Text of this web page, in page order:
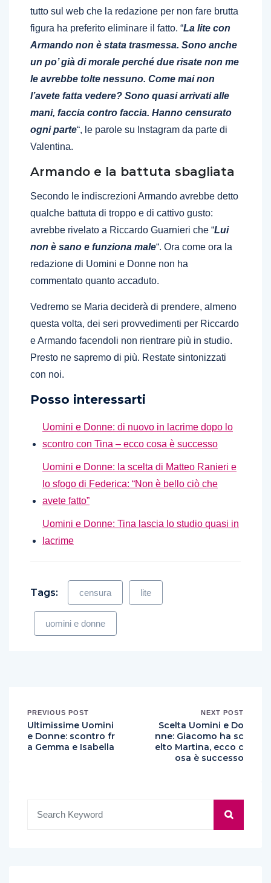
tutto sul web che la redazione per non fare brutta
figura ha preferito eliminare il fatto. “La lite con
Armando non è stata trasmessa. Sono anche
un po’ già di morale perché due risate non me
le avrebbe tolte nessuno. Come mai non
l’avete fatta vedere? Sono quasi arrivati alle
mani, faccia contro faccia. Hanno censurato
ogni parte“, le parole su Instagram da parte di
Valentina.
Armando e la battuta sbagliata
Secondo le indiscrezioni Armando avrebbe detto
qualche battuta di troppo e di cattivo gusto:
avrebbe rivelato a Riccardo Guarnieri che “Lui
non è sano e funziona male“. Ora come ora la
redazione di Uomini e Donne non ha
commentato quanto accaduto.
Vedremo se Maria deciderà di prendere, almeno
questa volta, dei seri provvedimenti per Riccardo
e Armando facendoli non rientrare più in studio.
Presto ne sapremo di più. Restate sintonizzati
con noi.
Posso interessarti
Uomini e Donne: di nuovo in lacrime dopo lo
scontro con Tina – ecco cosa è successo
Uomini e Donne: la scelta di Matteo Ranieri e
lo sfogo di Federica: “Non è bello ciò che
avete fatto”
Uomini e Donne: Tina lascia lo studio quasi in
lacrime
Tags: censura lite
uomini e donne
PREVIOUS POST
Ultimissime Uomini
e Donne: scontro fr
a Gemma e Isabella
NEXT POST
Scelta Uomini e Do
nne: Giacomo ha sc
elto Martina, ecco c
osa è successo